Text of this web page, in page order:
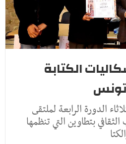
الكتابة
الدورة الرابعة لملتقى
بتطاوين التي تنظمها